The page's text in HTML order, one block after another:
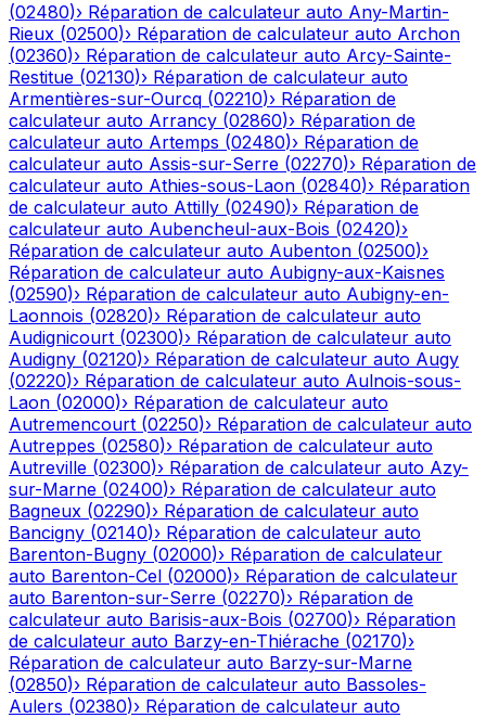
(02480)› Réparation de calculateur auto Any-Martin-
Rieux (02500)› Réparation de calculateur auto Archon
(02360)› Réparation de calculateur auto Arcy-Sainte-
Restitue (02130)› Réparation de calculateur auto
Armentières-sur-Ourcq (02210)› Réparation de
calculateur auto Arrancy (02860)› Réparation de
calculateur auto Artemps (02480)› Réparation de
calculateur auto Assis-sur-Serre (02270)› Réparation de
calculateur auto Athies-sous-Laon (02840)› Réparation
de calculateur auto Attilly (02490)› Réparation de
calculateur auto Aubencheul-aux-Bois (02420)›
Réparation de calculateur auto Aubenton (02500)›
Réparation de calculateur auto Aubigny-aux-Kaisnes
(02590)› Réparation de calculateur auto Aubigny-en-
Laonnois (02820)› Réparation de calculateur auto
Audignicourt (02300)› Réparation de calculateur auto
Audigny (02120)› Réparation de calculateur auto Augy
(02220)› Réparation de calculateur auto Aulnois-sous-
Laon (02000)› Réparation de calculateur auto
Autremencourt (02250)› Réparation de calculateur auto
Autreppes (02580)› Réparation de calculateur auto
Autreville (02300)› Réparation de calculateur auto Azy-
sur-Marne (02400)› Réparation de calculateur auto
Bagneux (02290)› Réparation de calculateur auto
Bancigny (02140)› Réparation de calculateur auto
Barenton-Bugny (02000)› Réparation de calculateur
auto Barenton-Cel (02000)› Réparation de calculateur
auto Barenton-sur-Serre (02270)› Réparation de
calculateur auto Barisis-aux-Bois (02700)› Réparation
de calculateur auto Barzy-en-Thiérache (02170)›
Réparation de calculateur auto Barzy-sur-Marne
(02850)› Réparation de calculateur auto Bassoles-
Aulers (02380)› Réparation de calculateur auto